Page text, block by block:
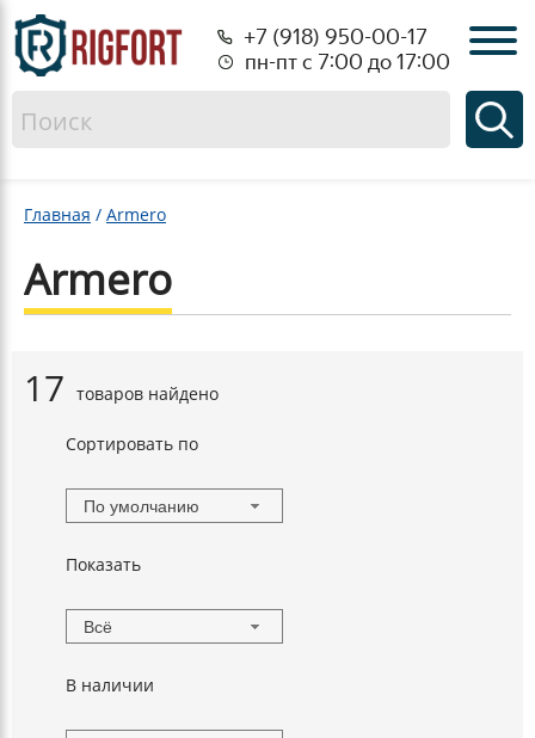
+7 (918) 950-00-17
пн-пт с 7:00 до 17:00
Главная / Armero
Armero
17 товаров найдено
Сортировать по
По умолчанию
Показать
Всё
В наличии